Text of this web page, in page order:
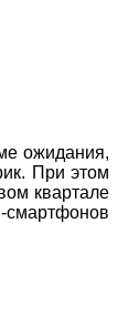
ожидания,
При этом
квартале
смартфонов